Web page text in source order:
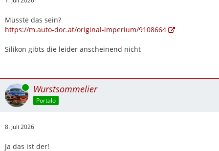
Müsste das sein?
https://m.auto-doc.at/original-imperium/9108664
Silikon gibts die leider anscheinend nicht
Online Wurstsommelier
Portalo
8. Juli 2026
Ja das ist der!